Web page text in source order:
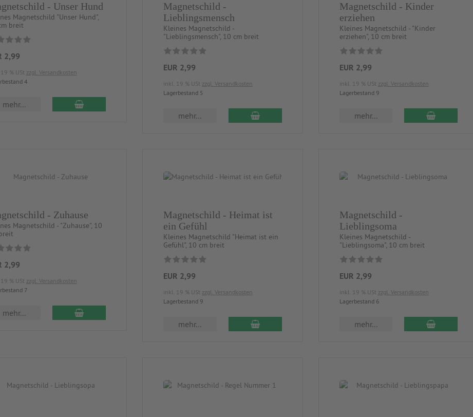
- Unser Hund
Magnetschild "Unser Hund",
breit
2,99
% USt zzgl. Versandkosten
4
mehr...
Magnetschild -
Lieblingsmensch
Kleines Magnetschild -
"Lieblingsmensch", 10 cm breit
EUR 2,99
inkl. 19 % USt zzgl. Versandkosten
Lagerbestand 5
mehr...
Magnetschild - Kinder
erziehen
Kleines Magnetschild - "Kinder
erziehen", 10 cm breit
EUR 2,99
inkl. 19 % USt zzgl. Versandkosten
Lagerbestand 9
mehr...
- Zuhause
Magnetschild - "Zuhause", 10
2,99
% USt zzgl. Versandkosten
7
mehr...
Magnetschild - Heimat ist
ein Gefühl
Kleines Magnetschild "Heimat ist ein
Gefühl", 10 cm breit
EUR 2,99
inkl. 19 % USt zzgl. Versandkosten
Lagerbestand 9
mehr...
Magnetschild -
Lieblingsoma
Kleines Magnetschild -
"Lieblingsoma", 10 cm breit
EUR 2,99
inkl. 19 % USt zzgl. Versandkosten
Lagerbestand 6
mehr...